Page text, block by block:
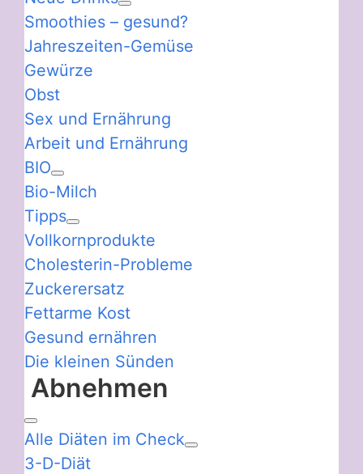
Smoothies – gesund?
Jahreszeiten-Gemüse
Gewürze
Obst
Sex und Ernährung
Arbeit und Ernährung
BIO
Bio-Milch
Tipps
Vollkornprodukte
Cholesterin-Probleme
Zuckerersatz
Fettarme Kost
Gesund ernähren
Die kleinen Sünden
Abnehmen
Alle Diäten im Check
3-D-Diät